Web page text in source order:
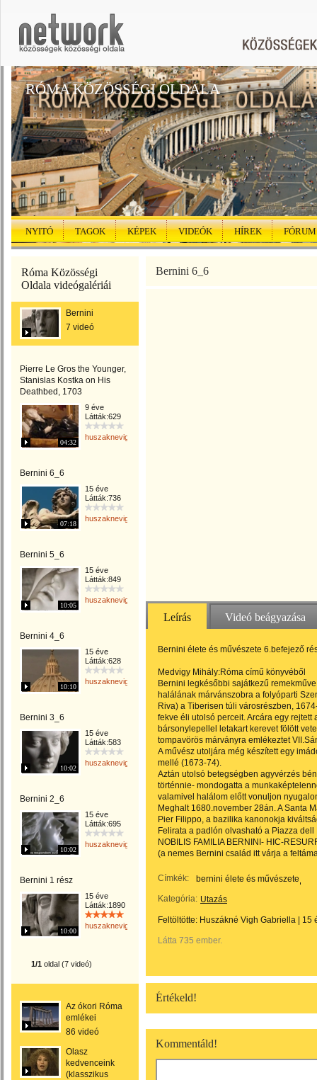
RÓMA KÖZÖSSÉGI OLDALA
NYITÓ TAGOK KÉPEK VIDEÓK HÍREK FÓRUM
Róma Közösségi
Oldala videógalériái
Bernini
7 videó
Pierre Le Gros the Younger,
Stanislas Kostka on His
Deathbed, 1703
04:32
9 éve
Látták:629
huszaknevighgabriella
Bernini 6_6
07:18
15 éve
Látták:736
huszaknevighgabriella
Bernini 5_6
10:05
15 éve
Látták:849
huszaknevighgabriella
Bernini 4_6
10:10
15 éve
Látták:628
huszaknevighgabriella
Bernini 3_6
10:02
15 éve
Látták:583
huszaknevighgabriella
Bernini 2_6
10:02
15 éve
Látták:695
huszaknevighgabriella
Bernini 1 rész
10:00
15 éve
Látták:1890
huszaknevighgabriella
1/1 oldal (7 videó)
Az ókori Róma
emlékei
86 videó
Olasz
kedvenceink
(klasszikus
Bernini 6_6
Leírás Videó beágyazása
Bernini élete és művészete 6.befejező
Medvigy Mihály:Róma című könyvéből
Bernini legkésőbbi sajátkezű
halálának márvánszobra a folyóparti
Riva) a Tiberisen túli városrészben,
fekve éli utolsó perceit. Arcára egy
bársonylepellel letakart kerevet fölött
tompavörös márványra emlékeztet
A művész utoljára még készített egy
mellé (1673-74).
Aztán utolsó betegségben agyvérzés
történnie- mondogatta a
valamivel halálom előtt vonuljon
Meghalt 1680.november 28án. A Santa
Pier Filippo, a bazilika kanonokja
Felirata a padlón olvasható a Piazza
NOBILIS FAMILIA BERNINI- HIC-
(a nemes Bernini család itt várja a
Címkék:
bernini élete és művészete
Kategória: Utazás
Feltöltötte: Huszákné Vigh Gabriella 15
Látta 735 ember.
Értékeld!
Kommentáld!